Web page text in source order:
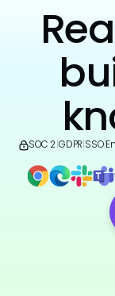
SOC 2 GDPR SSO|